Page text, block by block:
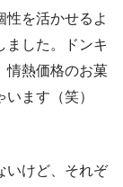
性を活かせるよ
ました。ドンキ
情熱価格のお菓
ます（笑）
いけど、それぞ